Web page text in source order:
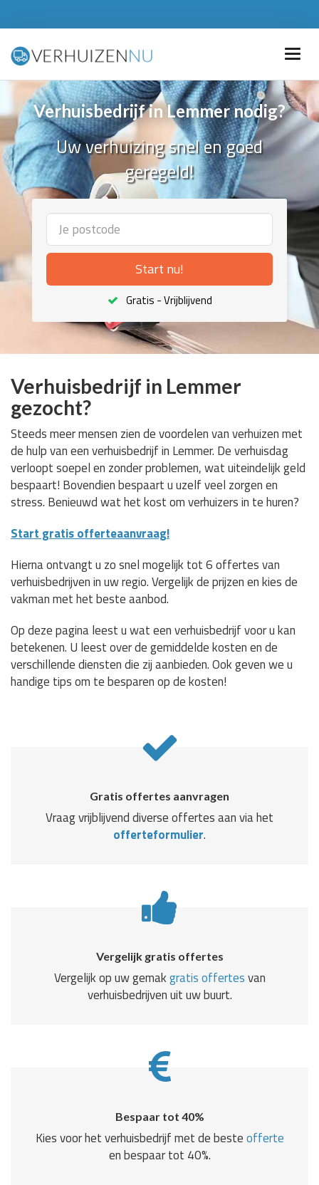
Verhuisbedrijf in Lemmer nodig?
Uw verhuizing snel en goed
geregeld!
Start nu!
Gratis - Vrijblijvend
Verhuisbedrijf in Lemmer
gezocht?
Steeds meer mensen zien de voordelen van verhuizen met
de hulp van een verhuisbedrijf in Lemmer. De verhuisdag
verloopt soepel en zonder problemen, wat uiteindelijk geld
bespaart! Bovendien bespaart u uzelf veel zorgen en
stress. Benieuwd wat het kost om verhuizers in te huren?
Start gratis offerteaanvraag!
Hierna ontvangt u zo snel mogelijk tot 6 offertes van
verhuisbedrijven in uw regio. Vergelijk de prijzen en kies de
vakman met het beste aanbod.
Op deze pagina leest u wat een verhuisbedrijf voor u kan
betekenen. U leest over de gemiddelde kosten en de
verschillende diensten die zij aanbieden. Ook geven we u
handige tips om te besparen op de kosten!
Gratis offertes aanvragen
Vraag vrijblijvend diverse offertes aan via het
offerteformulier.
Vergelijk gratis offertes
Vergelijk op uw gemakgratis offertesvan
verhuisbedrijven uit uw buurt.
Bespaar tot 40%
Kies voor het verhuisbedrijf met de besteofferte
en bespaar tot 40%.